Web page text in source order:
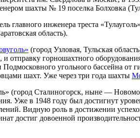
шахты № 19 поселка Болховка
главного инженера треста
область).
(город Узловая, Тульская
горношахтного
угольного бассейна от
шахт. Уже через три года шахты
(город Сталиногорск, ныне —
Уже в 1948 году был достигнут
Видную роль в достижении
достиг довоенной